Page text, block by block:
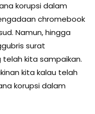
korupsi dalam
chromebook
Namun, hingga
surat
kita sampaikan.
kita kalau telah
korupsi dalam